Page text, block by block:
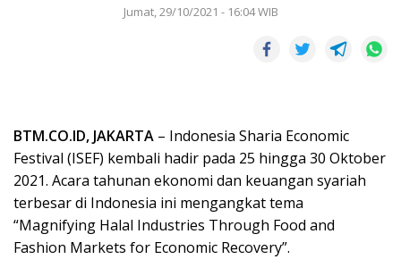
Jumat, 29/10/2021 - 16:04 WIB
BTM.CO.ID, JAKARTA – Indonesia Sharia Economic
Festival (ISEF) kembali hadir pada 25 hingga 30 Oktober
2021. Acara tahunan ekonomi dan keuangan syariah
terbesar di Indonesia ini mengangkat tema
“Magnifying Halal Industries Through Food and
Fashion Markets for Economic Recovery”.